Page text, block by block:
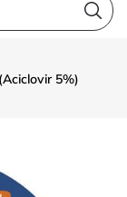
5%)